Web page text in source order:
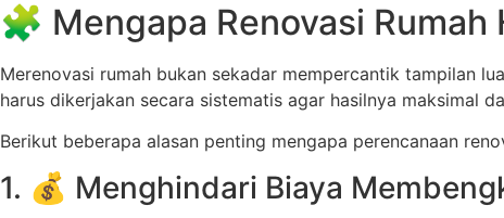
🧩 Mengapa Renovasi
Merenovasi rumah bukan sekadar mempercantik tampilan
harus dikerjakan secara sistematis agar hasilnya maksimal
Berikut beberapa alasan penting mengapa perencanaan
1. 💰 Menghindari Biaya